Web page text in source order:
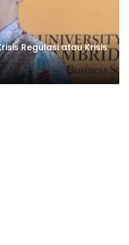
Regulasi atau Krisis